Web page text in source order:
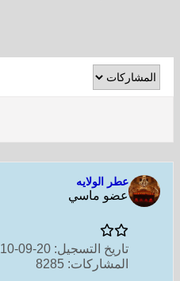
عطر الولايه
عضو ماسي
تاريخ التسجيل: 20-09-2010
المشاركات: 8285